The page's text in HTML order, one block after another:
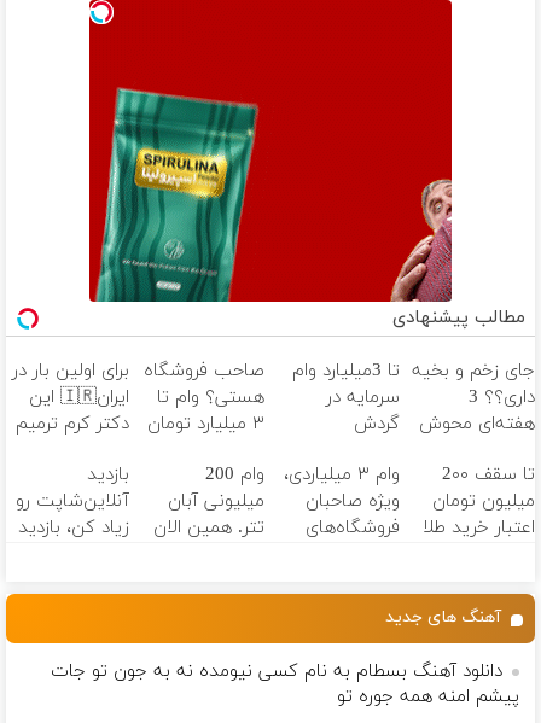
مطالب پیشنهادی
جای زخم و بخیه
داری؟؟ 3
هفته‌ای محوش
تا 3میلیارد وام
سرمایه در
گردش
فروشگاهت رو
ثبت کن
صاحب فروشگاه
هستی؟ وام تا
۳ میلیارد تومان
برای اولین بار در
ایران🇮🇷 این
دکتر کرم ترمیم
ساخت!
تا سقف 2۰۰
میلیون تومان
اعتبار خرید طلا
وام ۳ میلیاردی،
ویژه صاحبان
فروشگاه‌های
وام 200
میلیونی آبان
تتر. همین الان
بازدید
آنلاین‌شاپت رو
زیاد کن، بازدید
آهنگ های جدید
دانلود آهنگ بسطام به نام کسی نیومده نه به جون تو جات
پیشم امنه همه جوره تو